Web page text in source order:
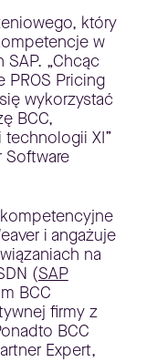
który
w
„Chcąc
Pricing
wykorzystać
BCC,
XI”
Software
i angażuje
na
(SAP
BCC
firmy z
BCC
Expert,